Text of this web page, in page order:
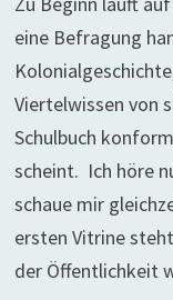
eine Befragung
Viertelwissen von
Schulbuch
scheint. Ich höre
schaue mir
ersten Vitrine
der Öffentlichkeit